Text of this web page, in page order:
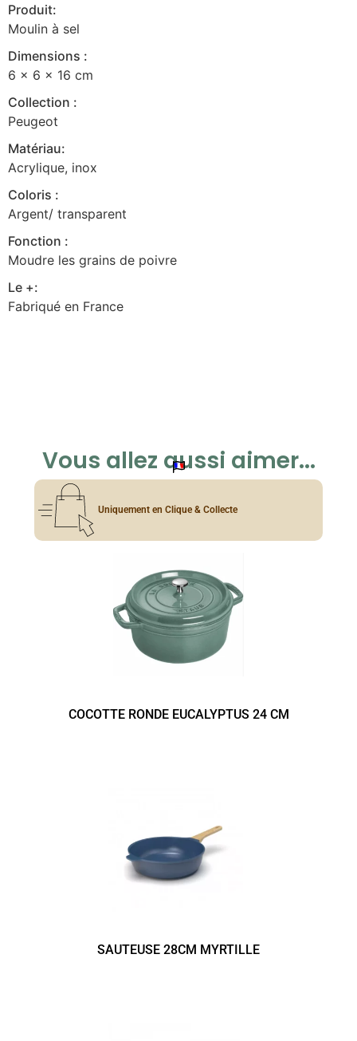
Produit:
Moulin à sel
Dimensions :
6 x 6 x 16 cm
Collection :
Peugeot
Matériau:
Acrylique, inox
Coloris :
Argent/ transparent
Fonction :
Moudre les grains de poivre
Le +:
Fabriqué en France
Vous allez aussi aimer...
Uniquement en Clique & Collecte
COCOTTE RONDE EUCALYPTUS 24 CM
SAUTEUSE 28CM MYRTILLE